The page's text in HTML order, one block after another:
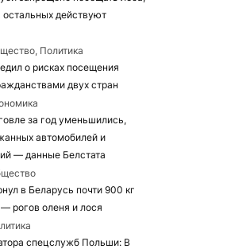
действуют
Политика
о рисках посещения
двух стран
за год уменьшились,
автомобилей и
— данные Белстата
в Беларусь почти 900 кг
рогов оленя и лося
спецслужб Польши: В